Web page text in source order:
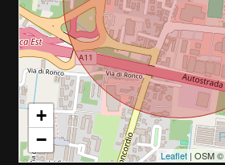
+
−
Leaflet| OSM ©